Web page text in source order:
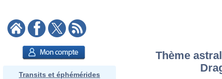
Transits et éphémérides
Thème